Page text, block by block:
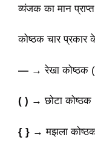
व्यंजक का मान
कोष्ठक चार प्रकार
― → रेखा कोष्ठक
( ) → छोटा
{ } → मझला